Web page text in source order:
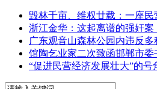
毁林千亩、维权廿载：一座
浙江金华：这起离谱的强奸
广东观音山森林公园内违反
馆陶乞业家二次致函邯郸市
“促进民营经济发展壮大”的号